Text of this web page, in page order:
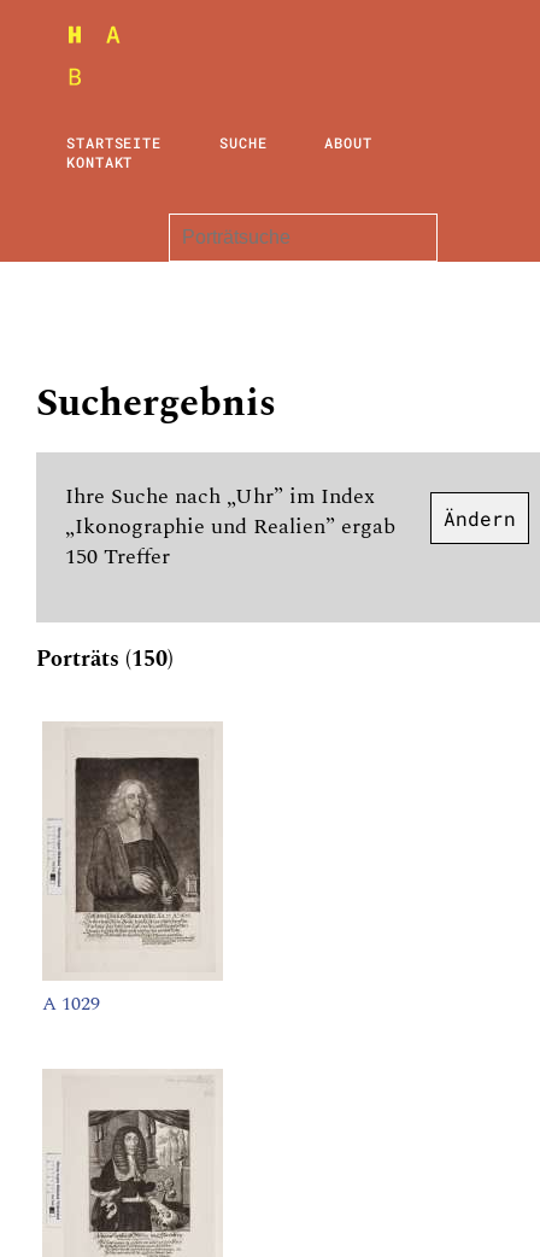
STARTSEITE SUCHE
ABOUT
KONTAKT
Suchergebnis
Ihre Suche nach „Uhr” im Index
„Ikonographie und Realien” ergab
150 Treffer
Ändern
Porträts (150)
A 1029